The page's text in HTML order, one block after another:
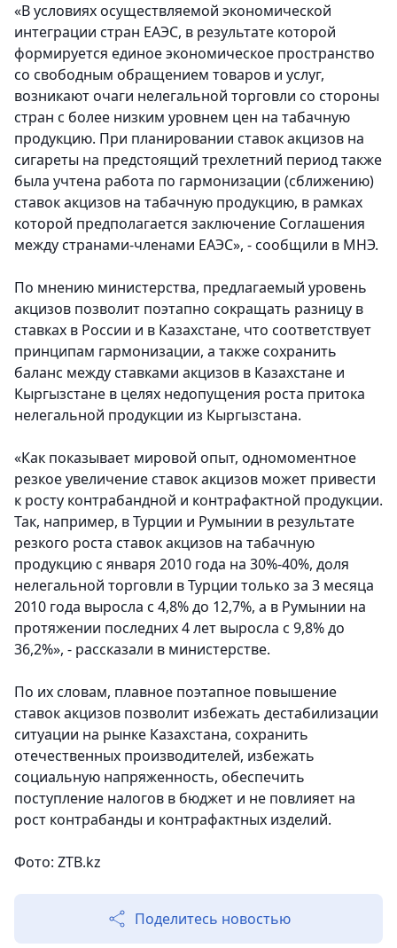
«В условиях осуществляемой экономической
интеграции стран ЕАЭС, в результате которой
формируется единое экономическое пространство
со свободным обращением товаров и услуг,
возникают очаги нелегальной торговли со стороны
стран с более низким уровнем цен на табачную
продукцию. При планировании ставок акцизов на
сигареты на предстоящий трехлетний период также
была учтена работа по гармонизации (сближению)
ставок акцизов на табачную продукцию, в рамках
которой предполагается заключение Соглашения
между странами-членами ЕАЭС», - сообщили в МНЭ.
По мнению министерства, предлагаемый уровень
акцизов позволит поэтапно сокращать разницу в
ставках в России и в Казахстане, что соответствует
принципам гармонизации, а также сохранить
баланс между ставками акцизов в Казахстане и
Кыргызстане в целях недопущения роста притока
нелегальной продукции из Кыргызстана.
«Как показывает мировой опыт, одномоментное
резкое увеличение ставок акцизов может привести
к росту контрабандной и контрафактной продукции.
Так, например, в Турции и Румынии в результате
резкого роста ставок акцизов на табачную
продукцию с января 2010 года на 30%-40%, доля
нелегальной торговли в Турции только за 3 месяца
2010 года выросла с 4,8% до 12,7%, а в Румынии на
протяжении последних 4 лет выросла с 9,8% до
36,2%», - рассказали в министерстве.
По их словам, плавное поэтапное повышение
ставок акцизов позволит избежать дестабилизации
ситуации на рынке Казахстана, сохранить
отечественных производителей, избежать
социальную напряженность, обеспечить
поступление налогов в бюджет и не повлияет на
рост контрабанды и контрафактных изделий.
Фото: ZTB.kz
Поделитесь новостью